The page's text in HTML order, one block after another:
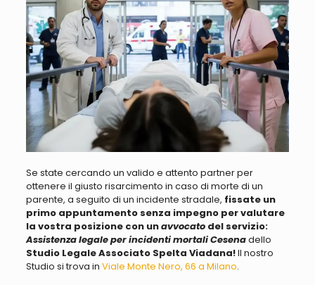
Se state cercando un valido e attento partner per
ottenere il giusto risarcimento in caso di morte di un
parente, a seguito di un incidente stradale, fissate un
primo appuntamento senza impegno per valutare
la vostra posizione con unavvocato del servizio:
Assistenza legale per incidenti mortali Cesenadello
Studio Legale Associato Spelta Viadana!Il nostro
Studio si trova in Viale Monte Nero, 66 a Milano.